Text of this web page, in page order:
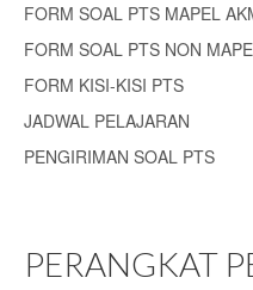
FORM SOAL PTS MAPEL
FORM SOAL PTS NON
FORM KISI-KISI PTS
JADWAL PELAJARAN
PENGIRIMAN SOAL PTS
PERANGKAT